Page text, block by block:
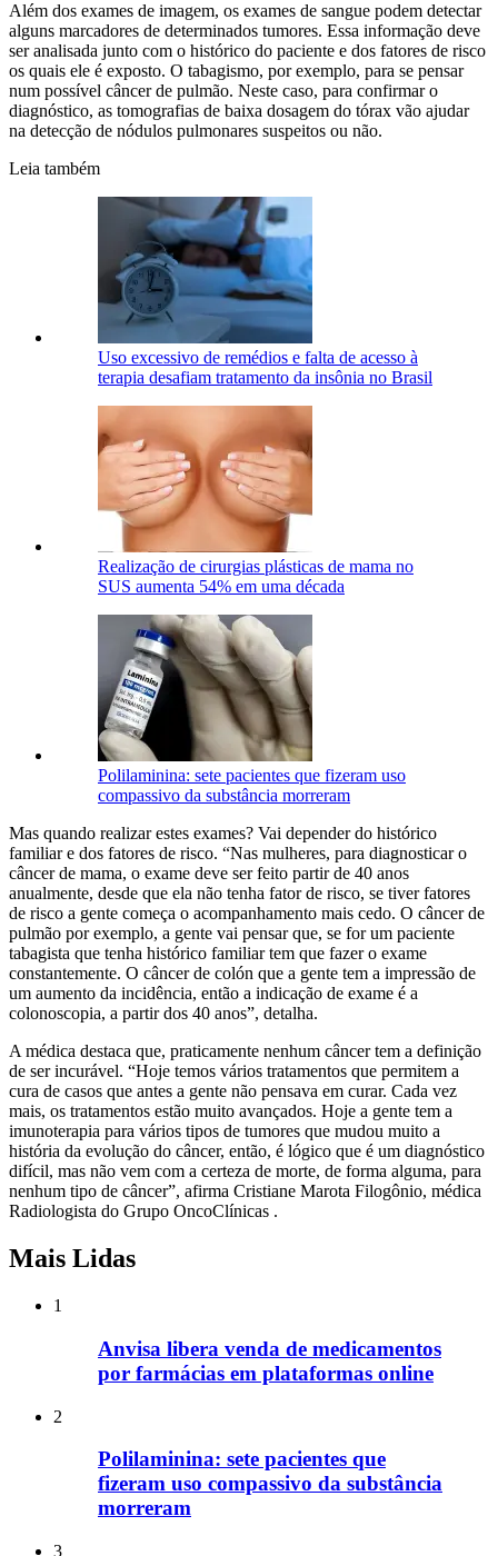
Além dos exames de imagem, os exames de sangue podem detectar
alguns marcadores de determinados tumores. Essa informação deve
ser analisada junto com o histórico do paciente e dos fatores de risco
os quais ele é exposto. O tabagismo, por exemplo, para se pensar
num possível câncer de pulmão. Neste caso, para confirmar o
diagnóstico, as tomografias de baixa dosagem do tórax vão ajudar
na detecção de nódulos pulmonares suspeitos ou não.
Leia também
Uso excessivo de remédios e falta de acesso à
terapia desafiam tratamento da insônia no Brasil
Realização de cirurgias plásticas de mama no
SUS aumenta 54% em uma década
Polilaminina: sete pacientes que fizeram uso
compassivo da substância morreram
Mas quando realizar estes exames? Vai depender do histórico
familiar e dos fatores de risco. “Nas mulheres, para diagnosticar o
câncer de mama, o exame deve ser feito partir de 40 anos
anualmente, desde que ela não tenha fator de risco, se tiver fatores
de risco a gente começa o acompanhamento mais cedo. O câncer de
pulmão por exemplo, a gente vai pensar que, se for um paciente
tabagista que tenha histórico familiar tem que fazer o exame
constantemente. O câncer de colón que a gente tem a impressão de
um aumento da incidência, então a indicação de exame é a
colonoscopia, a partir dos 40 anos”, detalha.
A médica destaca que, praticamente nenhum câncer tem a definição
de ser incurável. “Hoje temos vários tratamentos que permitem a
cura de casos que antes a gente não pensava em curar. Cada vez
mais, os tratamentos estão muito avançados. Hoje a gente tem a
imunoterapia para vários tipos de tumores que mudou muito a
história da evolução do câncer, então, é lógico que é um diagnóstico
difícil, mas não vem com a certeza de morte, de forma alguma, para
nenhum tipo de câncer”, afirma Cristiane Marota Filogônio, médica
Radiologista do Grupo OncoClínicas .
Mais Lidas
1
Anvisa libera venda de medicamentos
por farmácias em plataformas online
2
Polilaminina: sete pacientes que
fizeram uso compassivo da substância
morreram
3